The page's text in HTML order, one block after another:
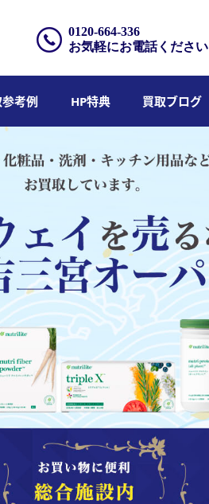
0120-664-336
お気軽にお電話ください
考例 HP特典 買取ブログ